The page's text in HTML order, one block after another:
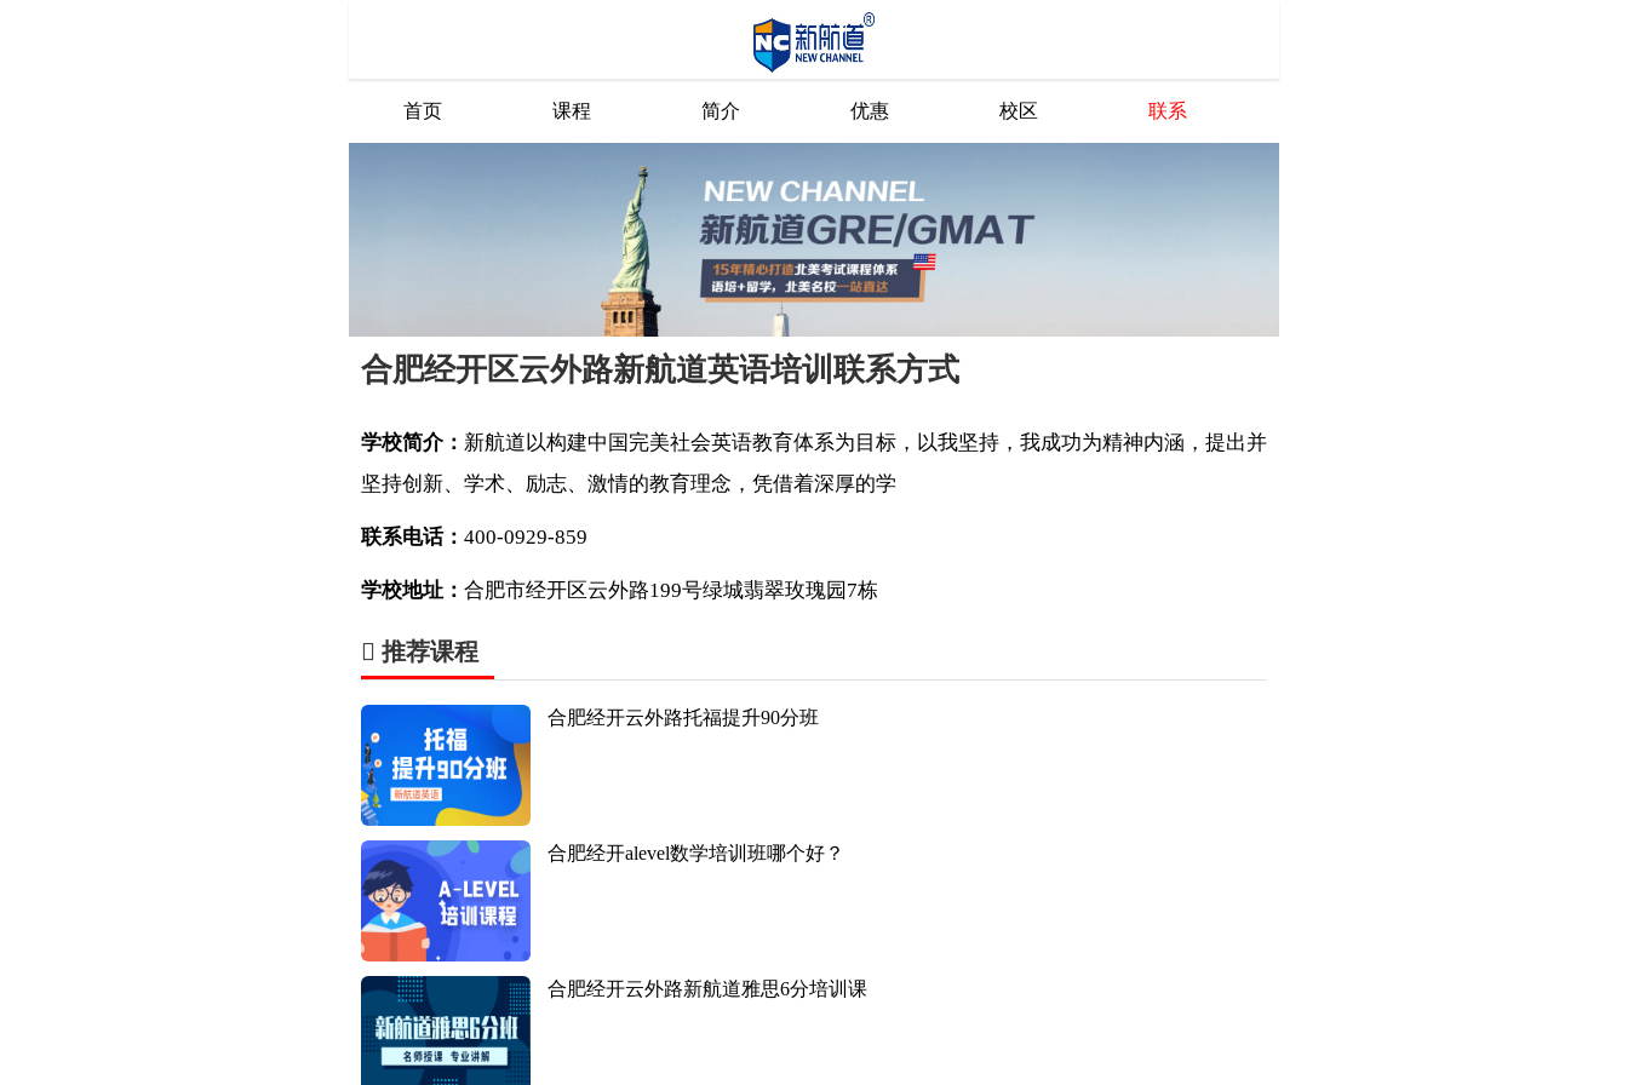
首页 课程 简介 优惠 校区 联系
合肥经开区云外路新航道英语培训联系方式
学校简介： 新航道以构建中国完美社会英语教育体系为目标，以我坚持，我成功为精神内涵，提出并
坚持创新、学术、励志、激情的教育理念，凭借着深厚的学
联系电话： 400-0929-859
学校地址： 合肥市经开区云外路199号绿城翡翠玫瑰园7栋
推荐课程
合肥经开云外路托福提升90分班
合肥经开alevel数学培训班哪个好？
合肥经开云外路新航道雅思6分培训课